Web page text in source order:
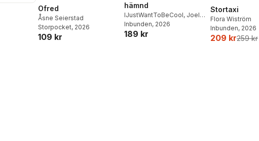
Ofred
Åsne Seierstad
Storpocket, 2026
109 kr
hämnd
IJustWantToBeCool, Joel
Adolphson,Emil Ejdemo
Beer ,Victor Beer
Inbunden, 2026
189 kr
Stortaxi
Flora Wiström
Inbunden, 2026
209 kr259 kr